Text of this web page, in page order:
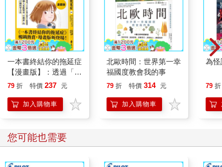
一本書終結你的拖延症
【漫畫版】：透過「小
行動」打開大腦的行動
「行動派」的37個科
學方法
79 折 特價 237 元
加入購物車
北歐時間：世界第一幸
福國度教會我的事
79 折 特價 314 元
加入購物車
為怪
79 折
您可能也需要